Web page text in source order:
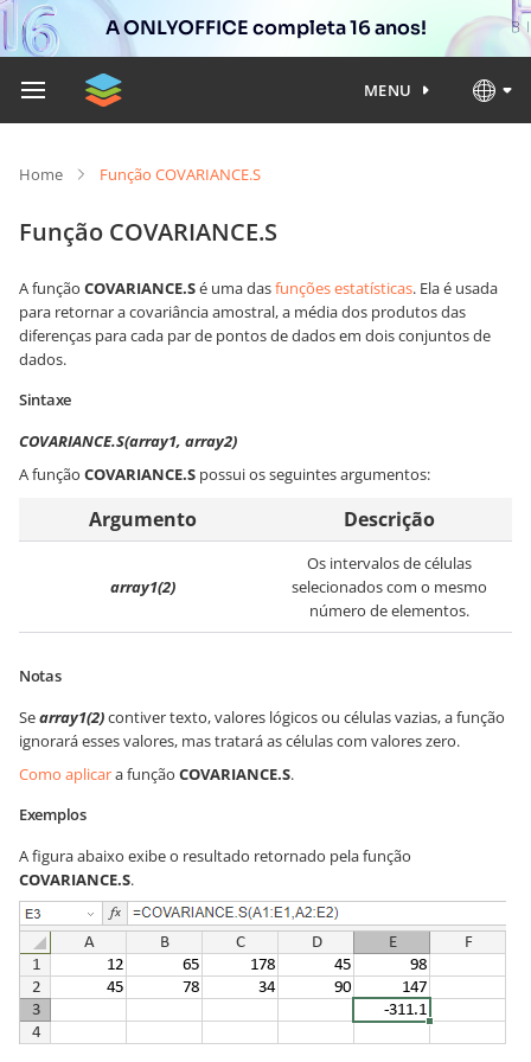
A ONLYOFFICE completa 16 anos!
MENU
Home Função COVARIANCE.S
Função COVARIANCE.S
A função COVARIANCE.Sé uma dasfunções estatísticas. Ela é usada
para retornar a covariância amostral, a média dos produtos das
diferenças para cada par de pontos de dados em dois conjuntos de
dados.
Sintaxe
COVARIANCE.S(array1, array2)
A função COVARIANCE.S possui os seguintes argumentos:
Argumento Descrição
array1(2)
Os intervalos de células
selecionados com o mesmo
número de elementos.
Notas
Searray1(2)contiver texto, valores lógicos ou células vazias, a função
ignorará esses valores, mas tratará as células com valores zero.
Como aplicara função COVARIANCE.S.
Exemplos
A figura abaixo exibe o resultado retornado pela função
COVARIANCE.S.